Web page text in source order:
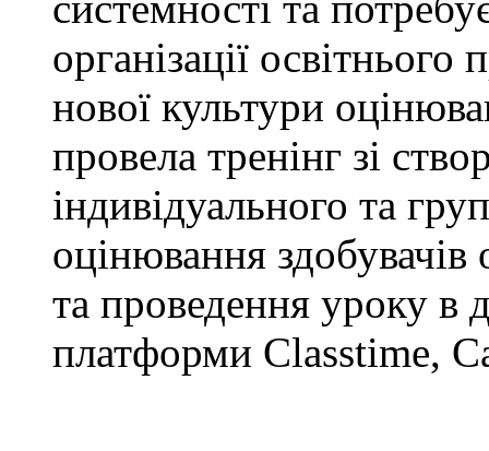
організації
нової культури
провела тренінг зі
індивідуального та
оцінювання
та проведення уроку в
платформи